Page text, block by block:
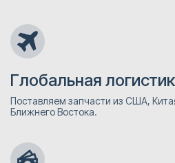
Глобальная
Поставляем запчасти из США,
Ближнего Востока.